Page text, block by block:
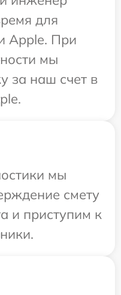
для
Apple. При
мы
за наш счет в
мы
смету
и приступим к